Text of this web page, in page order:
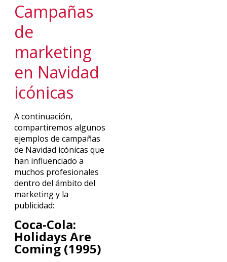
Campañas
de
marketing
en Navidad
icónicas
A continuación,
compartiremos algunos
ejemplos de campañas
de Navidad icónicas que
han influenciado a
muchos profesionales
dentro del ámbito del
marketing y la
publicidad:
Coca-Cola:
Holidays Are
Coming (1995)